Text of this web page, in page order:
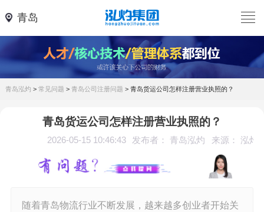
青岛
青岛泓灼 > 常见问题 > 青岛公司注册问题 > 青岛货运公司怎样注册营业执照的？
青岛货运公司怎样注册营业执照的？
2026-05-15 10:46:43 发布者： 青岛泓灼 来源： 泓灼
随着青岛物流行业不断发展，越来越多创业者开始关